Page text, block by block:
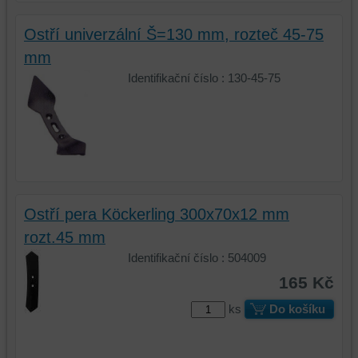
Ostří univerzální Š=130 mm, rozteč 45-75
mm
Identifikační číslo : 130-45-75
Ostří pera Köckerling 300x70x12 mm
rozt.45 mm
Identifikační číslo : 504009
165 Kč
ks Do košíku
základní
funkčnosti
platformy,
zážitku
prohlížení
zabezpečení.
zážitek
z
prohlížení,
ukládat
některé
vaše
preference
bez
přihlášení,
používat
zdroje